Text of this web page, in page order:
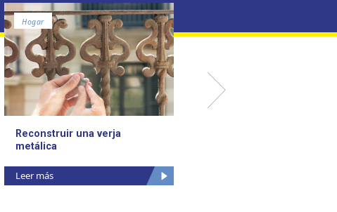
Hogar
Reconstruir una verja
metálica
Leer más